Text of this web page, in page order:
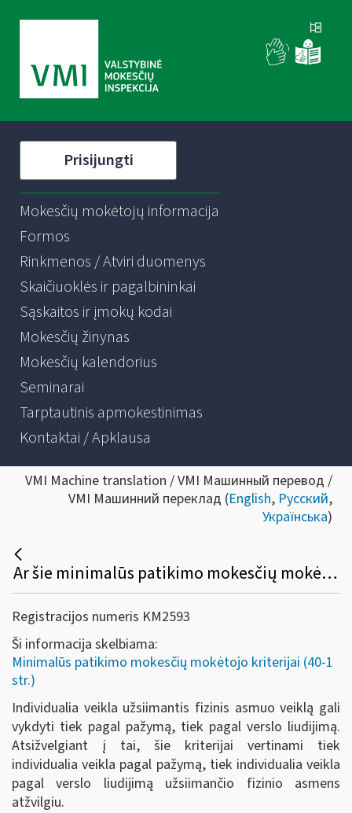
Prisijungti
Mokesčių mokėtojų informacija
Formos
Rinkmenos / Atviri duomenys
Skaičiuoklės ir pagalbininkai
Sąskaitos ir įmokų kodai
Mokesčių žinynas
Mokesčių kalendorius
Seminarai
Tarptautinis apmokestinimas
Kontaktai / Apklausa
VMI Machine translation / VMI Машинный перевод /
VMI Машинний переклад (English, Русский,
Українська)
Ar šie minimalūs patikimo mokesčių mokėtojo kriterijai taikomi ir tiems mokesčių mokėtojams, kurie vykdo veiklą su verslo liudijimu?
Registracijos numeris KM2593
Ši informacija skelbiama:
Minimalūs patikimo mokesčių mokėtojo kriterijai (40-1
str.)
Individualia veikla užsiimantis fizinis asmuo veiklą gali
vykdyti tiek pagal pažymą, tiek pagal verslo liudijimą.
Atsižvelgiant į tai, šie kriterijai vertinami tiek
individualia veikla pagal pažymą, tiek individualia veikla
pagal verslo liudijimą užsiimančio fizinio asmens
atžvilgiu.